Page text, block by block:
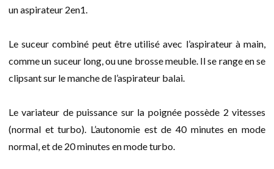
un aspirateur 2en1.
Le suceur combiné peut être utilisé avec l’aspirateur à main,
comme un suceur long, ou une brosse meuble. Il se range en se
clipsant sur le manche de l’aspirateur balai.
Le variateur de puissance sur la poignée possède 2 vitesses
(normal et turbo). L’autonomie est de 40 minutes en mode
normal, et de 20 minutes en mode turbo.